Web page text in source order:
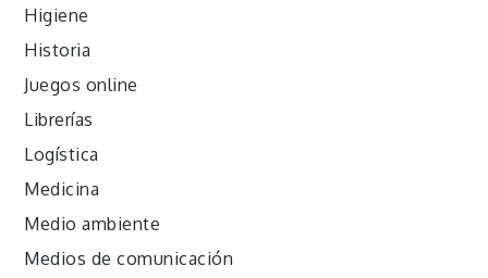
Higiene
Historia
Juegos online
Librerías
Logística
Medicina
Medio ambiente
Medios de comunicación